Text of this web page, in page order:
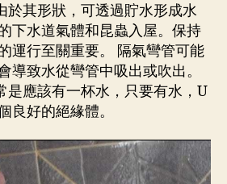
於其形狀，可透過貯水形成水
下水道氣體和昆蟲入屋。保持
運行至關重要。 隔氣彎管可能
導致水從彎管中吸出或吹出。
是應該有一杯水，只要有水，U
良好的絕緣體。